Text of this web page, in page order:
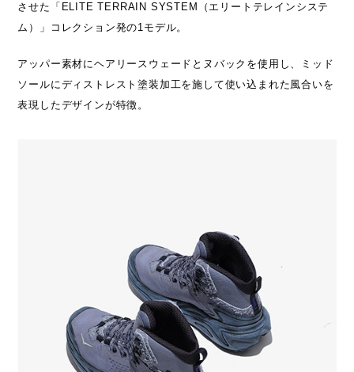
させた「ELITE TERRAIN SYSTEM（エリートテレインシステ
ム）」コレクション発の1モデル。
アッパー素材にヘアリースウェードとヌバックを使用し、ミッド
ソールにディストレスト塗装加工を施して使い込まれた風合いを
表現したデザインが特徴。